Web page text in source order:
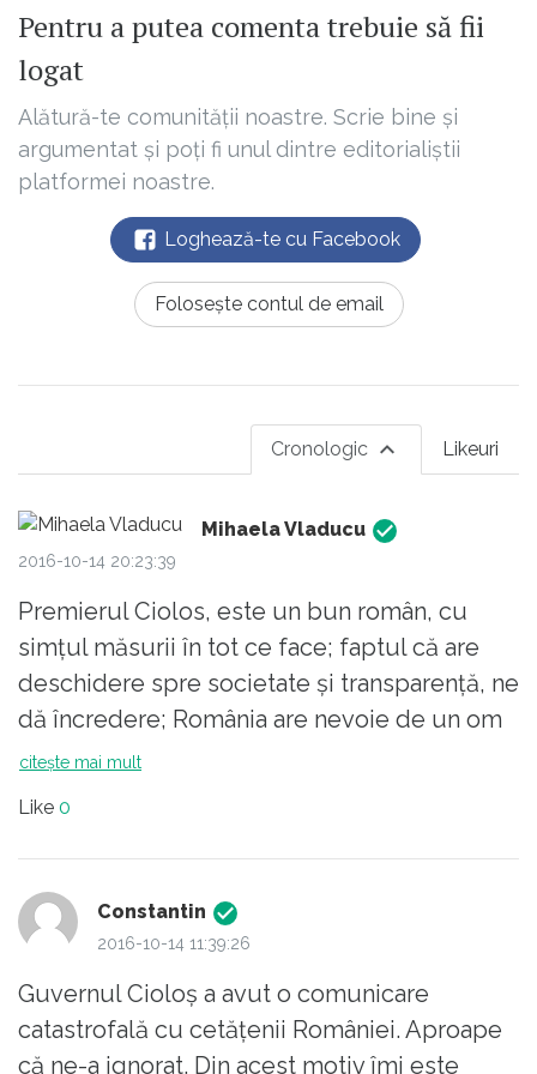
Pentru a putea comenta trebuie să fii
logat
Alătură-te comunității noastre. Scrie bine și
argumentat și poți fi unul dintre editorialiștii
platformei noastre.
Loghează-te cu Facebook
Folosește contul de email
Likeuri
Cronologic
Mihaela Vladucu
2016-10-14 20:23:39
Premierul Ciolos, este un bun român, cu
simțul măsurii în tot ce face; faptul că are
deschidere spre societate și transparență, ne
dă încredere; România are nevoie de un om
ca el, are nevoie de continuitate.
citește mai mult
Like 0
Constantin
2016-10-14 11:39:26
Guvernul Cioloş a avut o comunicare
catastrofală cu cetăţenii României. Aproape
că ne-a ignorat. Din acest motiv îmi este